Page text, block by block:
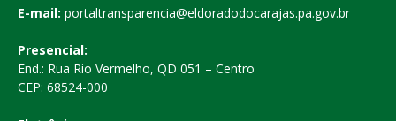
E-mail: portaltransparencia@eldoradodocarajas.pa.gov.br
Presencial:
End.: Rua Rio Vermelho, QD 051 – Centro
CEP: 68524-000